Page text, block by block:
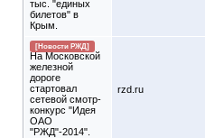
тыс. "единых
билетов" в
Крым.
[Новости РЖД]
На Московской
железной
дороге
стартовал
сетевой смотр-
конкурс "Идея
ОАО
"РЖД"-2014".
rzd.ru